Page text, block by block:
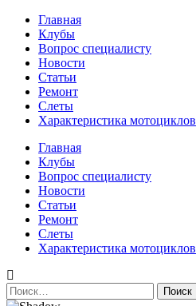
Перейти
содержимому
Главная
Клубы
Вопрос специалисту
Новости
Статьи
Ремонт
Слеты
Характеристика мотоциклов
Авто и мото сайт
Главная
Клубы
Вопрос специалисту
Новости
Статьи
Ремонт
Слеты
Характеристика мотоциклов
Найти: